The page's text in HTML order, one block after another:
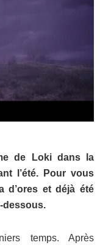
de Loki dans la
l’été. Pour vous
d’ores et déjà été
dessous.
temps. Après